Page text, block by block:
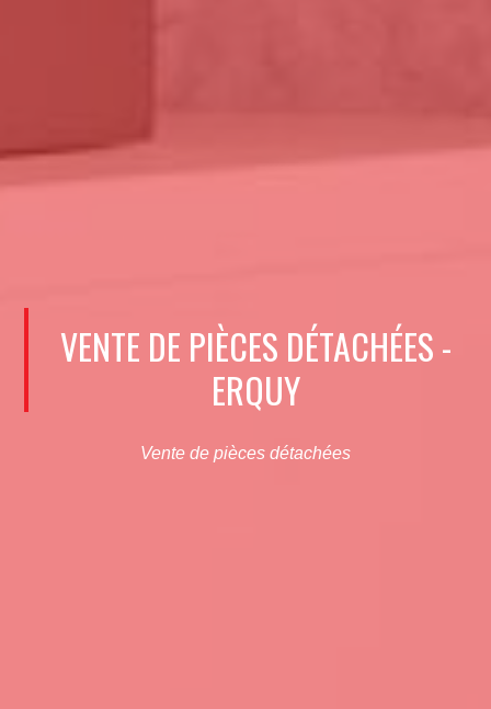
VENTE DE PIÈCES DÉTACHÉES -
ERQUY
Vente de pièces détachées